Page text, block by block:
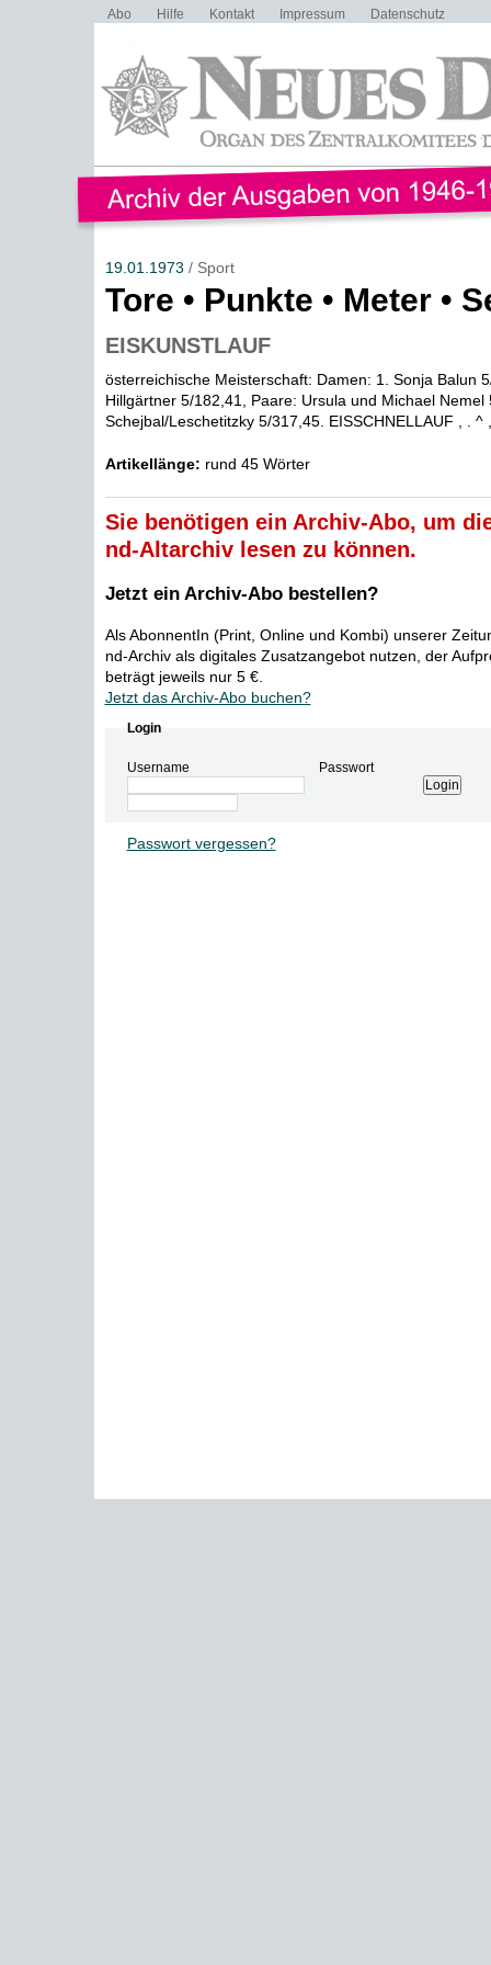
Abo Hilfe Kontakt Impressum Datenschutz
19.01.1973 / Sport
Tore • Punkte • Meter •
EISKUNSTLAUF
österreichische Meisterschaft: Damen: 1. Sonja Balun
Hillgärtner 5/182,41, Paare: Ursula und Michael Nemel
Schejbal/Leschetitzky 5/317,45. EISSCHNELLAUF , . ^
Artikellänge: rund 45 Wörter
Sie benötigen ein Archiv-Abo, um
nd-Altarchiv lesen zu können.
Jetzt ein Archiv-Abo bestellen?
Als AbonnentIn (Print, Online und Kombi) unserer
nd-Archiv als digitales Zusatzangebot nutzen, der
beträgt jeweils nur 5 €.
Jetzt das Archiv-Abo buchen?
Login
Username Passwort
Passwort vergessen?